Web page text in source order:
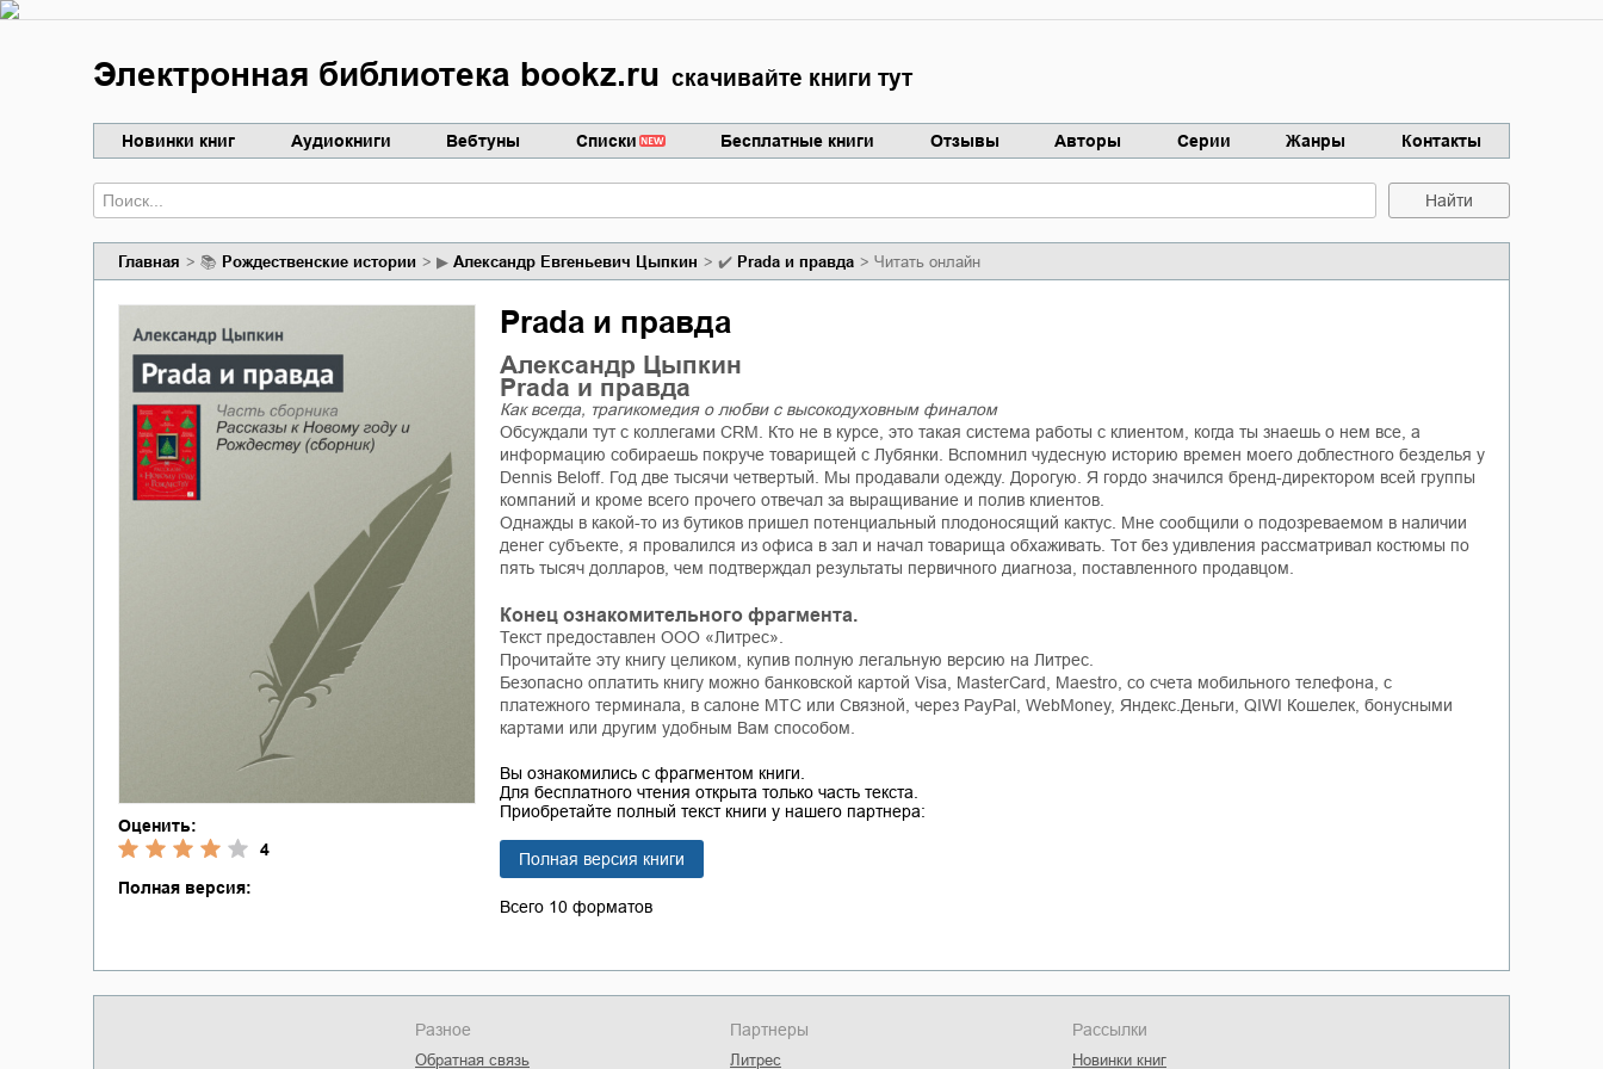
Электронная библиотека bookz.ru скачивайте книги тут
Новинки книг Аудиокниги Вебтуны Списки Бесплатные книги Отзывы Авторы Серии Жанры Контакты
Найти
Главная 📚 рождественские истории ▶ Александр Евгеньевич Цыпкин ✔️ Prada и правда Читать онлайн
Оценить:
4
Полная версия:
Prada и правда
Александр Цыпкин
Prada и правда
Как всегда, трагикомедия о любви с высокодуховным финалом
Обсуждали тут с коллегами CRM. Кто не в курсе, это такая система работы с клиентом, когда ты знаешь о нем все, а
информацию собираешь покруче товарищей с Лубянки. Вспомнил чудесную историю времен моего доблестного безделья у
Dennis Beloff. Год две тысячи четвертый. Мы продавали одежду. Дорогую. Я гордо значился бренд-директором всей группы
компаний и кроме всего прочего отвечал за выращивание и полив клиентов.
Однажды в какой-то из бутиков пришел потенциальный плодоносящий кактус. Мне сообщили о подозреваемом в наличии
денег субъекте, я провалился из офиса в зал и начал товарища обхаживать. Тот без удивления рассматривал костюмы по
пять тысяч долларов, чем подтверждал результаты первичного диагноза, поставленного продавцом.
Конец ознакомительного фрагмента.
Текст предоставлен ООО «Литрес».
Прочитайте эту книгу целиком, купив полную легальную версию на Литрес.
Безопасно оплатить книгу можно банковской картой Visa, MasterCard, Maestro, со счета мобильного телефона, с
платежного терминала, в салоне МТС или Связной, через PayPal, WebMoney, Яндекс.Деньги, QIWI Кошелек, бонусными
картами или другим удобным Вам способом.
Вы ознакомились с фрагментом книги.
Для бесплатного чтения открыта только часть текста.
Приобретайте полный текст книги у нашего партнера:
Полная версия книги
Всего 10 форматов
Разное
Обратная связь
Партнеры
Литрес
Рассылки
Новинки книг